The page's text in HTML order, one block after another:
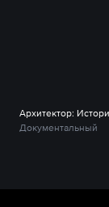
Документальный